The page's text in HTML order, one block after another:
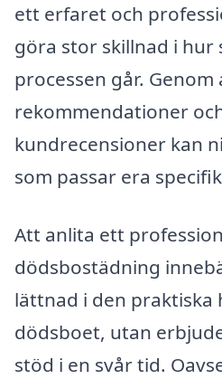
ett erfaret och
göra stor skillnad i hur
processen går. Genom
rekommendationer
kundrecensioner kan
som passar era
Att anlita ett
dödsbostädning
lättnad i den praktiska
dödsboet, utan
stöd i en svår tid.